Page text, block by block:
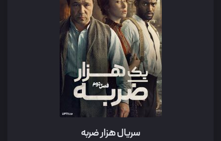
سریال هزار ضربه